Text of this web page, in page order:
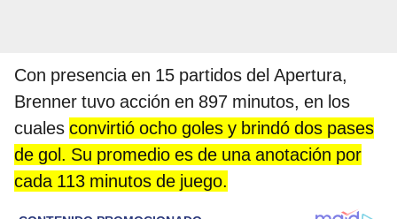
Con presencia en 15 partidos del Apertura,
Brenner tuvo acción en 897 minutos, en los
cuales convirtió ocho goles y brindó dos pases
de gol. Su promedio es de una anotación por
cada 113 minutos de juego.